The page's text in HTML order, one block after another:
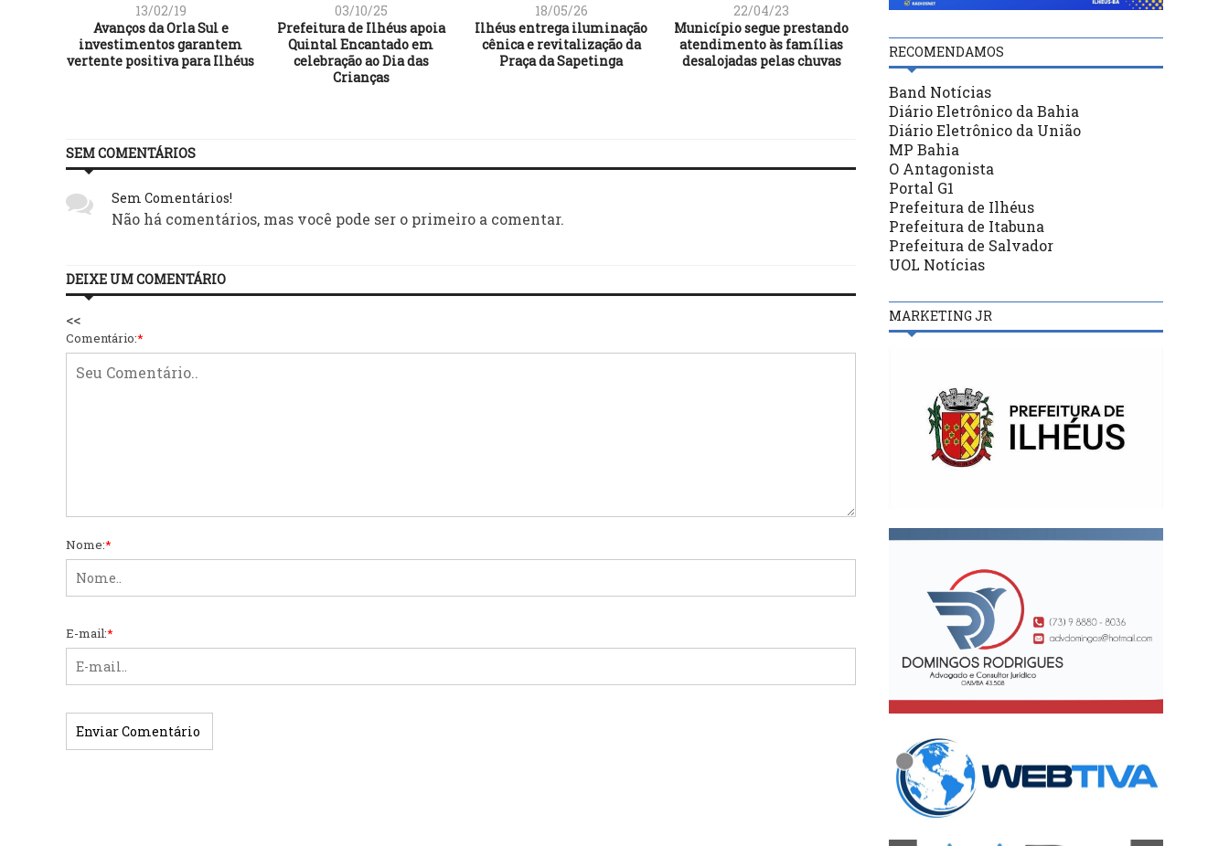
13/02/19
Avanços da Orla Sul e
investimentos garantem
vertente positiva para Ilhéus
03/10/25
Prefeitura de Ilhéus apoia
Quintal Encantado em
celebração ao Dia das
Crianças
18/05/26
Ilhéus entrega iluminação
cênica e revitalização da
Praça da Sapetinga
22/04/23
Município segue prestando
atendimento às famílias
desalojadas pelas chuvas
28/09/17
Mariano comemora o
cinquentenário da Catedral
de São Sebastião neste final
de semana em Ilhéus
01/01/17
respeitado
SEM COMENTÁRIOS
Sem Comentários!
Não há comentários, mas você pode ser o primeiro a comentar.
DEIXE UM COMENTÁRIO
<<
Comentário:*
Nome:*
E-mail:*
RECOMENDAMOS
Band Notícias
Diário Eletrônico da Bahia
Diário Eletrônico da União
MP Bahia
O Antagonista
Portal G1
Prefeitura de Ilhéus
Prefeitura de Itabuna
Prefeitura de Salvador
UOL Notícias
MARKETING JR